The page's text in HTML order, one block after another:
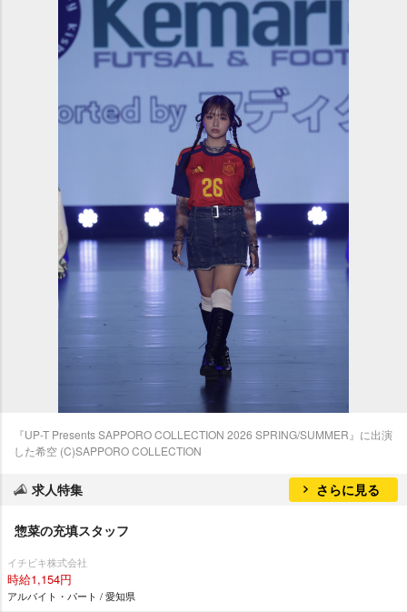
『UP-T Presents SAPPORO COLLECTION 2026 SPRING/SUMMER』に出演
した希空 (C)SAPPORO COLLECTION
求人特集 さらに見る
惣菜の充填スタッフ
イチビキ株式会社
時給1,154円
アルバイト・パート / 愛知県